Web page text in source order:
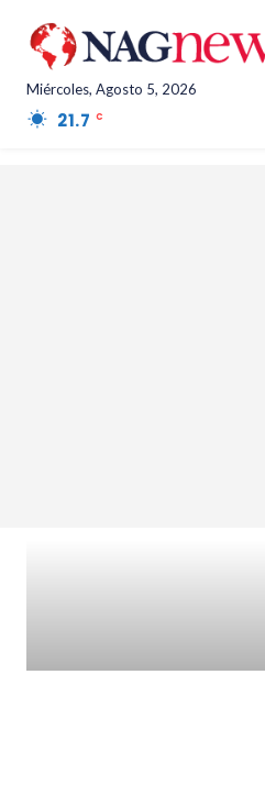
Miércoles, Agosto 5, 2026
21.7 C